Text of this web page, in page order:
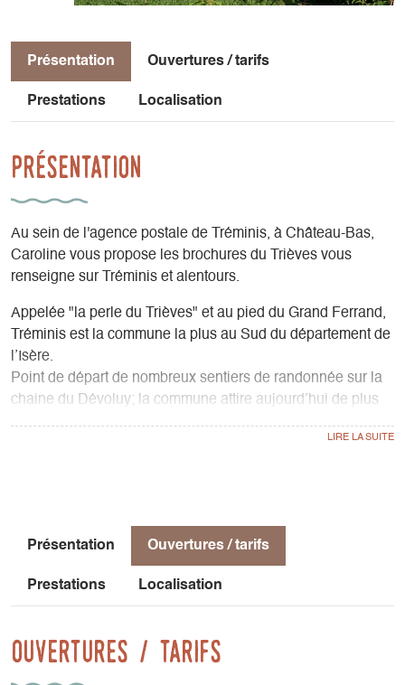
Présentation Ouvertures / tarifs
Prestations Localisation
Présentation
Au sein de l'agence postale de Tréminis, à Château-Bas,
Caroline vous propose les brochures du Trièves vous
renseigne sur Tréminis et alentours.
Appelée "la perle du Trièves" et au pied du Grand Ferrand,
Tréminis est la commune la plus au Sud du département de
l’Isère.
Point de départ de nombreux sentiers de randonnée sur la
chaine du Dévoluy; la commune attire aujourd’hui de plus
en plus de vacanciers venus se ressourcer et profiter des
Présentation Ouvertures / tarifs
Prestations Localisation
Ouvertures / tarifs